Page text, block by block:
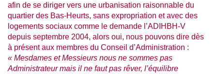
afin de se diriger vers une urbanisation raisonnable du
quartier des Bas-Heurts, sans expropriation et avec des
logements sociaux comme le demande l’ADIHBH-V
depuis septembre 2004, alors oui, nous pouvons dire dès
à présent aux membres du Conseil d’Administration :
« Mesdames et Messieurs nous ne sommes pas
Administrateur mais il ne faut pas rêver, l’équilibre